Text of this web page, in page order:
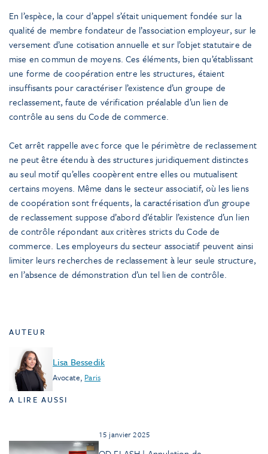
En l’espèce, la cour d’appel s’était uniquement fondée sur la
qualité de membre fondateur de l’association employeur, sur le
versement d’une cotisation annuelle et sur l’objet statutaire de
mise en commun de moyens. Ces éléments, bien qu’établissant
une forme de coopération entre les structures, étaient
insuffisants pour caractériser l’existence d’un groupe de
reclassement, faute de vérification préalable d’un lien de
contrôle au sens du Code de commerce.
Cet arrêt rappelle avec force que le périmètre de reclassement
ne peut être étendu à des structures juridiquement distinctes
au seul motif qu’elles coopèrent entre elles ou mutualisent
certains moyens. Même dans le secteur associatif, où les liens
de coopération sont fréquents, la caractérisation d’un groupe
de reclassement suppose d’abord d’établir l’existence d’un lien
de contrôle répondant aux critères stricts du Code de
commerce. Les employeurs du secteur associatif peuvent ainsi
limiter leurs recherches de reclassement à leur seule structure,
en l’absence de démonstration d’un tel lien de contrôle.
AUTEUR
Lisa Bessedik
Avocate, Paris
A LIRE AUSSI
15 janvier 2025